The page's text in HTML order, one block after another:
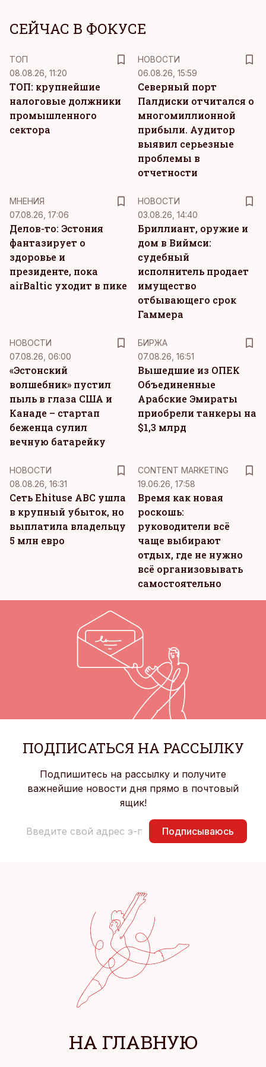
СЕЙЧАС В ФОКУСЕ
ТОП
08.08.26, 11:20
ТОП: крупнейшие
налоговые должники
промышленного
сектора
НОВОСТИ
06.08.26, 15:59
Северный порт
Палдиски отчитался о
многомиллионной
прибыли. Аудитор
выявил серьезные
проблемы в
отчетности
MНЕНИЯ
07.08.26, 17:06
Делов-то: Эстония
фантазирует о
здоровье и
президенте, пока
airBaltic уходит в пике
НОВОСТИ
03.08.26, 14:40
Бриллиант, оружие и
дом в Виймси:
судебный
исполнитель продает
имущество
отбывающего срок
Гаммера
НОВОСТИ
07.08.26, 06:00
«Эстонский
волшебник» пустил
пыль в глаза США и
Канаде – стартап
беженца сулил
вечную батарейку
БИРЖА
07.08.26, 16:51
Вышедшие из ОПЕК
Объединенные
Арабские Эмираты
приобрели танкеры на
$1,3 млрд
НОВОСТИ
08.08.26, 16:31
Сеть Ehituse ABC ушла
в крупный убыток, но
выплатила владельцу
5 млн евро
CONTENT MARKETING
19.06.26, 17:58
Время как новая
роскошь:
руководители всё
чаще выбирают
отдых, где не нужно
всё организовывать
самостоятельно
ПОДПИСАТЬСЯ НА РАССЫЛКУ
Подпишитесь на рассылку и получите
важнейшие новости дня прямо в почтовый
ящик!
Подписываюсь
НА ГЛАВНУЮ